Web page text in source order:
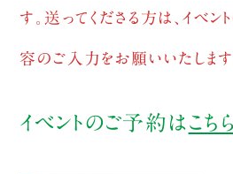
す。送ってくださる方は、イベ
容のご入力をお願いいたします
イベントのご予約は こちら